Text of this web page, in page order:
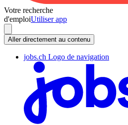
Votre recherche
d'emploiUtiliser app
Aller directement au contenu
jobs.ch Logo de navigation